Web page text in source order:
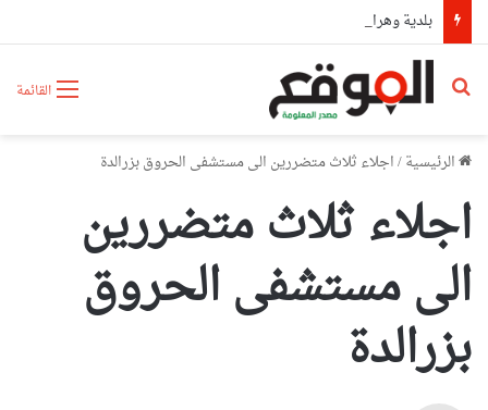
القائمة بحث عن
الرئيسية/اجلاء ثلاث متضررين الى مستشفى الحروق بزرالدة
اجلاء ثلاث متضررين
الى مستشفى الحروق
بزرالدة